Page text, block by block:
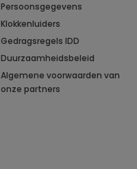
Persoonsgegevens
Klokkenluiders
Gedragsregels IDD
Duurzaamheidsbeleid
Algemene voorwaarden van
onze partners